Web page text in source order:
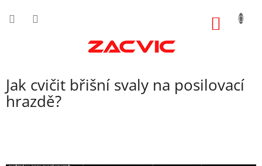
Jak cvičit břišní svaly na posilovací
hrazdě?